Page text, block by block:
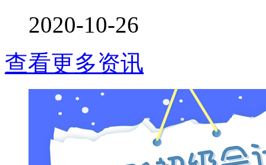
2020-10-26
查看更多资讯